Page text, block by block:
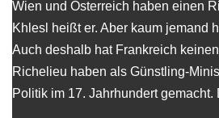
Wien und Österreich haben einen
Khlesl heißt er. Aber kaum jemand
Auch deshalb hat Frankreich
Richelieu haben als Günstling-
Politik im 17. Jahrhundert